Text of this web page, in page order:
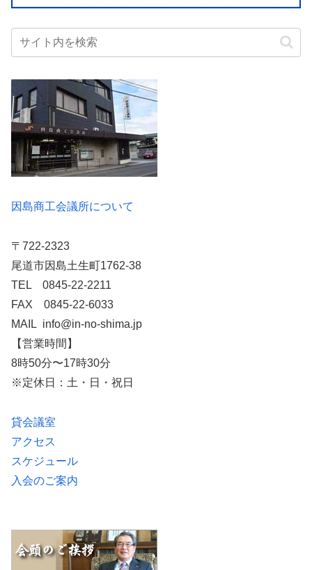
因島商工会議所について
〒722-2323
尾道市因島土生町1762-38
TEL 0845-22-2211
FAX 0845-22-6033
MAIL info@in-no-shima.jp
【営業時間】
8時50分〜17時30分
※定休日：土・日・祝日
貸会議室
アクセス
スケジュール
入会のご案内